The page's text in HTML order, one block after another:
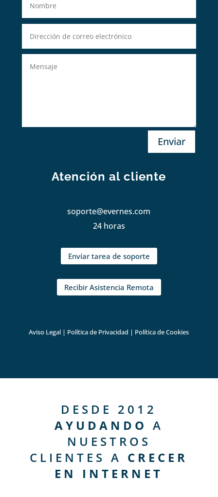
Enviar
Atención al cliente
soporte@evernes.com
24 horas
Envíar tarea de soporte
Recibir Asistencia Remota
Aviso Legal | Política de Privacidad | Política de Cookies
DESDE 2012
AYUDANDO A
NUESTROS
CLIENTES A CRECER
EN INTERNET